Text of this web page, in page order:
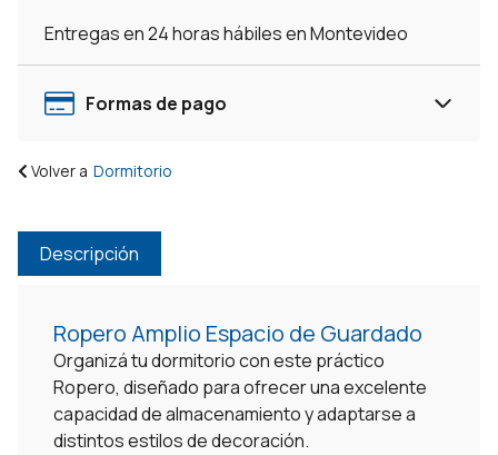
Blanco
cantidad
Entregas en 24 horas hábiles en Montevideo
Formas de pago
Volver a Dormitorio
Descripción
Ropero Amplio Espacio de Guardado
Organizá tu dormitorio con este práctico
Ropero, diseñado para ofrecer una excelente
capacidad de almacenamiento y adaptarse a
distintos estilos de decoración.